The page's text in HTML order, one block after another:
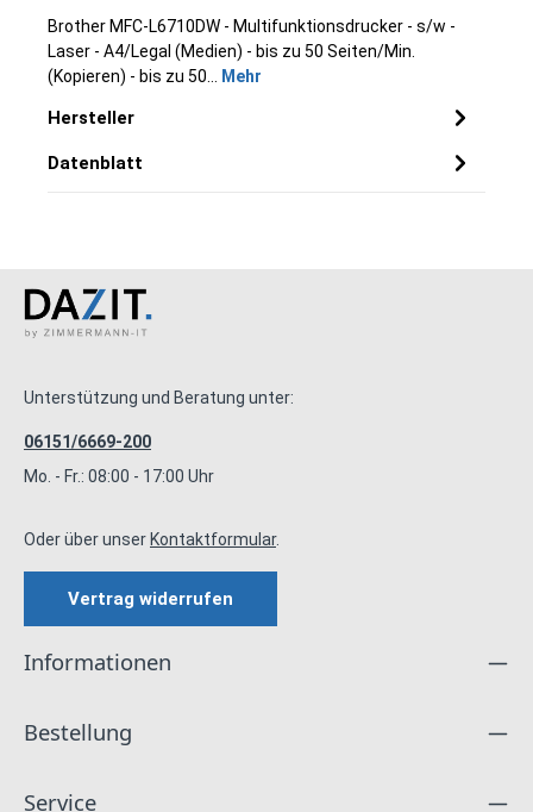
Brother MFC-L6710DW - Multifunktionsdrucker - s/w -
Laser - A4/Legal (Medien) - bis zu 50 Seiten/Min.
(Kopieren) - bis zu 50… Mehr
Hersteller
Datenblatt
Unterstützung und Beratung unter:
06151/6669-200
Mo. - Fr.: 08:00 - 17:00 Uhr
Oder über unserKontaktformular.
Vertrag widerrufen
Informationen
Bestellung
Service